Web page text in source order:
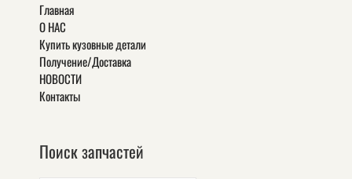
Главная
О НАС
Купить кузовные детали
Получение/Доставка
НОВОСТИ
Контакты
Поиск запчастей